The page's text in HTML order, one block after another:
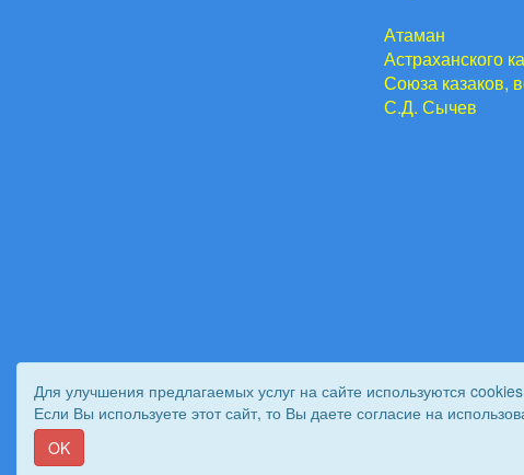
Атаман
Астраханского
Союза казаков,
С.Д.
Для улучшения предлагаемых услуг на сайте используются
Если Вы используете этот сайт, то Вы даете согласие на
OK